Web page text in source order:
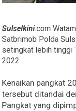
Sulselkini.com
Satbrimob Polda
setingkat lebih tinggi
2022.
Kenaikan pangkat
tersebut ditandai
Pangkat yang